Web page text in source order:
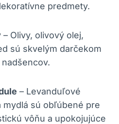
predmety.
– Olivy, olivový olej,
sú skvelým darčekom
– Levanduľové
mydlá sú obľúbené pre
vôňu a upokojujúce